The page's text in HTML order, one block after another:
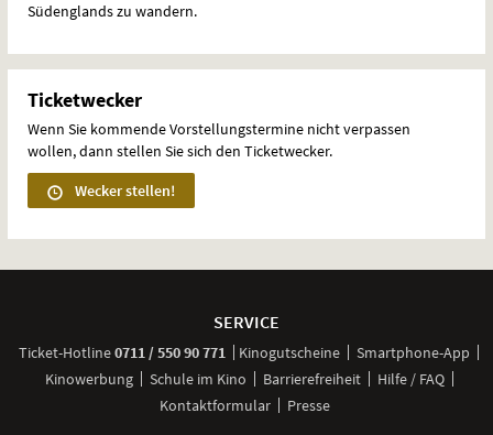
Südenglands zu wandern.
Ticketwecker
Wenn Sie kommende Vorstellungstermine nicht verpassen
wollen, dann stellen Sie sich den Ticketwecker.
Wecker stellen!
SERVICE
Ticket-Hotline0711 / 550 90 771 anrufen
Kinogutscheine
Smartphone-App
Kinowerbung
Schule im Kino Barrierefreiheit
Hilfe / FAQ
Kontaktformular
Presse